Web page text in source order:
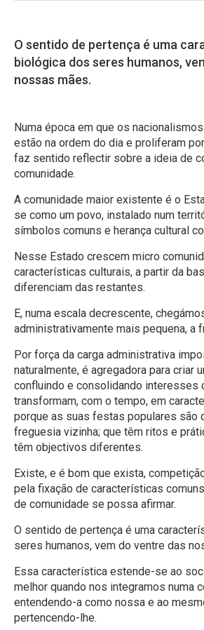
O sentido de pertença é uma
biológica dos seres humanos,
nossas mães.
Numa época em que os
estão na ordem do dia e proliferam
faz sentido reflectir sobre a ideia de
comunidade.
A comunidade maior existente é o
se como um povo, instalado num
símbolos comuns e herança cultural
Nesse Estado crescem micro
características culturais, a partir da
diferenciam das restantes.
E, numa escala decrescente,
administrativamente mais pequena, a
Por força da carga administrativa
naturalmente, é agregadora para criar
confluindo e consolidando interesses
transformam, com o tempo, em
porque as suas festas populares são
freguesia vizinha; que têm ritos e
têm objectivos diferentes.
Existe, e é bom que exista,
pela fixação de características
de comunidade se possa afirmar.
O sentido de pertença é uma
seres humanos, vem do ventre das
Essa característica estende-se ao
melhor quando nos integramos numa
entendendo-a como nossa e ao
pertencendo-lhe.